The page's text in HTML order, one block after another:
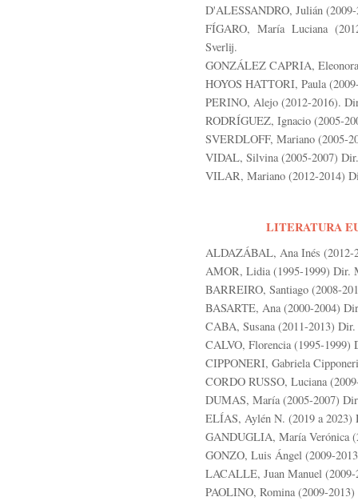
D'ALESSANDRO, Julián
FÍGARO, María Luciana
Sverlij.
GONZÁLEZ CAPRIA,
HOYOS HATTORI, Paula
PERINO, Alejo (2012-2016).
RODRÍGUEZ, Ignacio (2005-
SVERDLOFF, Mariano (2005-
VIDAL, Silvina (2005-2007)
VILAR, Mariano (2012-2014)
LITERATURA
ALDAZÁBAL, Ana Inés (2012-
AMOR, Lidia (1995-1999) Dir.
BARREIRO, Santiago (2008-
BASARTE, Ana (2000-2004)
CABA, Susana (2011-2013)
CALVO, Florencia (1995-
CIPPONERI, Gabriela
CORDO RUSSO, Luciana
DUMAS, María (2005-2007)
ELÍAS, Aylén N. (2019 a 2023)
GANDUGLIA, María Verónica
GONZO, Luis Ángel (2009-
LACALLE, Juan Manuel
PAOLINO, Romina (2009-